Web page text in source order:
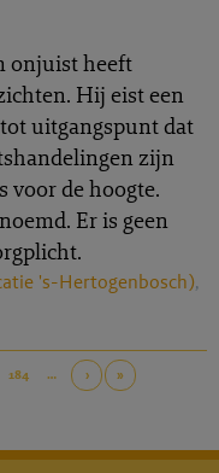
onjuist heeft
Hij eist een
uitgangspunt dat
zijn
voor de hoogte.
Er is geen
's-Hertogenbosch),
184 … › »